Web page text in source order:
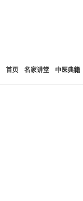
首页 名家讲堂 中医典籍